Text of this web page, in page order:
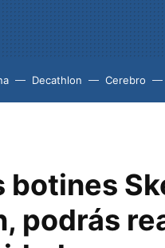
Decathlon Cerebro
botines
podrás